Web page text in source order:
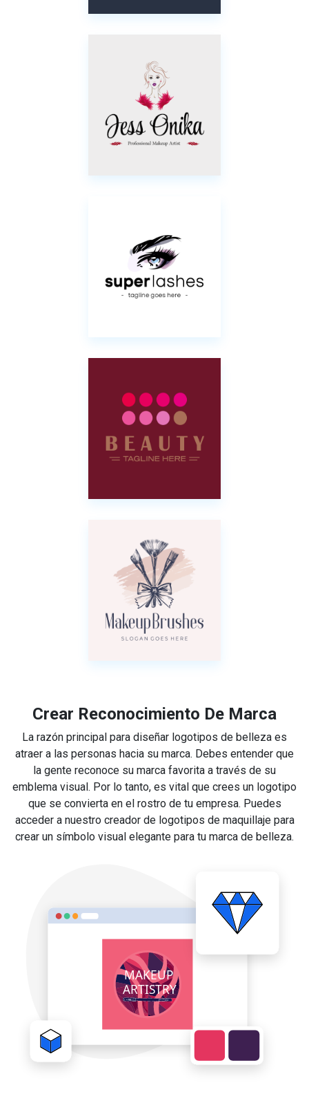
Crear Reconocimiento De Marca
La razón principal para diseñar logotipos de belleza es
atraer a las personas hacia su marca. Debes entender que
la gente reconoce su marca favorita a través de su
emblema visual. Por lo tanto, es vital que crees un logotipo
que se convierta en el rostro de tu empresa. Puedes
acceder a nuestro creador de logotipos de maquillaje para
crear un símbolo visual elegante para tu marca de belleza.